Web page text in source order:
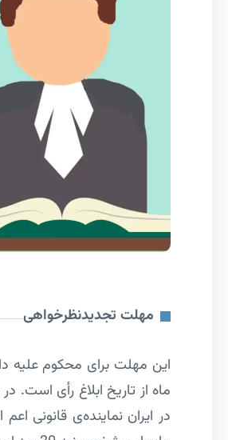
مهلت تجدیدنظرخواهی
ماه از تاریخ ابلاغ رأی است.
در ایران نماینده‌­ی قانونی